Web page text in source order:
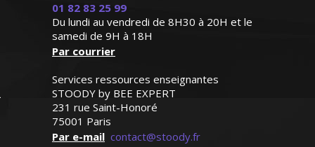
particuliers à domicile tous niveaux
(jusqu'au baccalauréat). Dynamique,
patiente et méthodique, je suis capable
rien de temps
01 82 83 25 99
Du lundi au vendredi de 8H30 à 20H et le
samedi de 9H à 18H
Par courrier
Services ressources enseignantes
STOODY by BEE EXPERT
231 rue Saint-Honoré
75001 Paris
Par e-mail contact@stoody.fr